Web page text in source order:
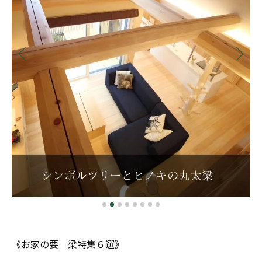
《お家の要 梁特集６選》